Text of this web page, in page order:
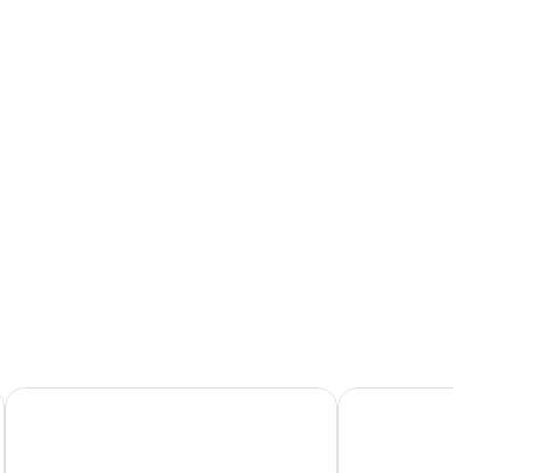
Nemo Inn Beach Star Maldives